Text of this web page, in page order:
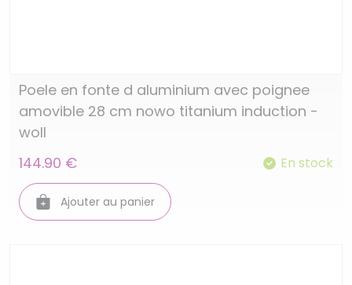
Poele en fonte d aluminium avec poignee
amovible 28 cm nowo titanium induction -
woll
144.90 €
En stock
Ajouter au panier